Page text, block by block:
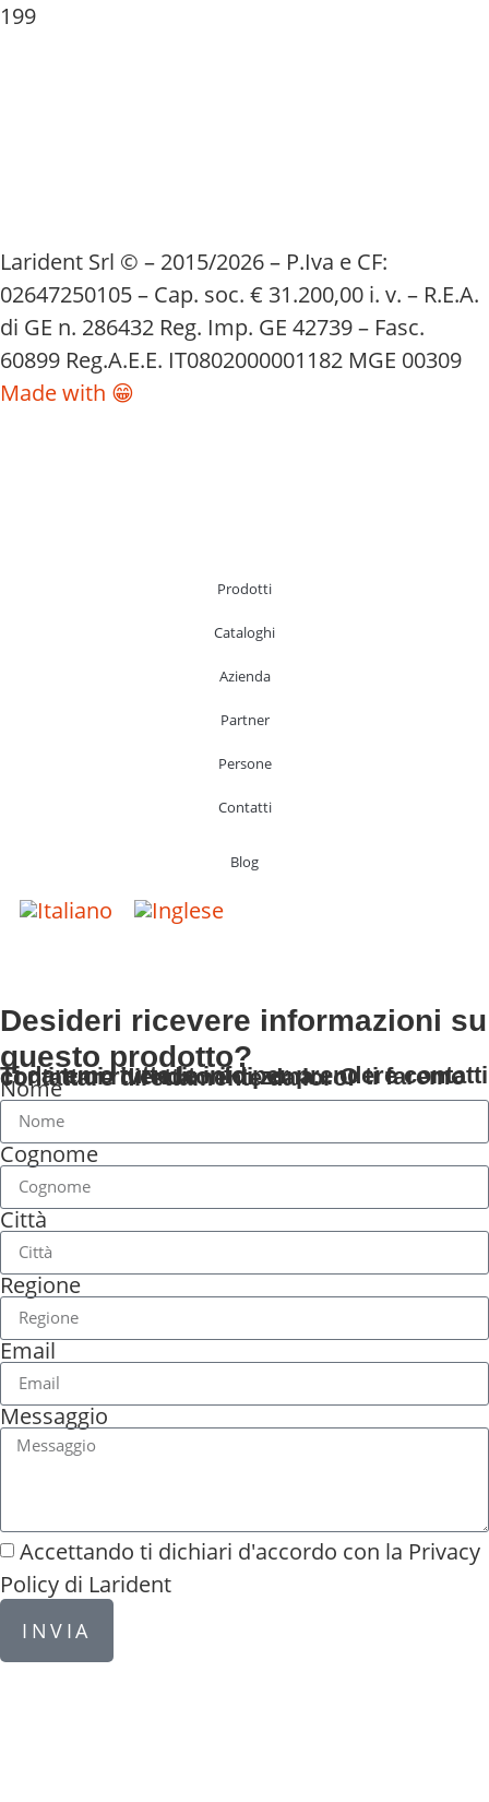
199
Larident Srl © – 2015/2026 – P.Iva e CF:
02647250105 – Cap. soc. € 31.200,00 i. v. – R.E.A.
di GE n. 286432 Reg. Imp. GE 42739 – Fasc.
60899 Reg.A.E.E. IT0802000001182 MGE 00309
Made with 😁
Prodotti
Cataloghi
Azienda
Partner
Persone
Contatti
Blog
Desideri ricevere informazioni su
questo prodotto?
Ti daremo tutte le info per prendere contatti con i tuoi rivenditori di zona... O ti faremo contattare direttamente da loro!
Nome
Cognome
Città
Regione
Email
Messaggio
Accettando ti dichiari d'accordo con la Privacy
Policy di Larident
INVIA